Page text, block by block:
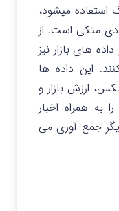
استفاده میشود،
متکی است. از
های بازار نیز
این داده‌ ها
ارزش بازار و
به همراه اخبار
جمع آوری می